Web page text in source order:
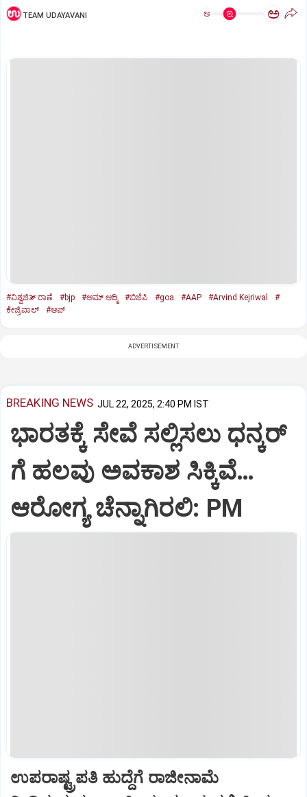
TEAM UDAYAVANI ಅ ಅ
#ವಿಶ್ವಜಿತ್‌ ರಾಣೆ #bjp #ಆಮ್‌ ಆದ್ಮಿ #ಬಿಜೆಪಿ #goa #AAP #Arvind Kejriwal
#
ಕೇಜ್ರಿವಾಲ್‌
#ಆಪ್‌
ADVERTISEMENT
BREAKING NEWS JUL 22, 2025, 2:40 PM IST
ಭಾರತಕ್ಕೆ ಸೇವೆ ಸಲ್ಲಿಸಲು ಧನ್ಕರ್‌
ಗೆ ಹಲವು ಅವಕಾಶ ಸಿಕ್ಕಿವೆ…
ಆರೋಗ್ಯ ಚೆನ್ನಾಗಿರಲಿ: PM
ಉಪರಾಷ್ಟ್ರಪತಿ ಹುದ್ದೆಗೆ ರಾಜೀನಾಮೆ